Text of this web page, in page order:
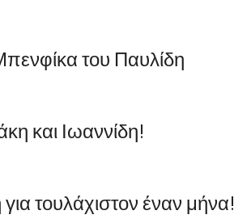
του Παυλίδη
και Ιωαννίδη!
τουλάχιστον έναν μήνα!